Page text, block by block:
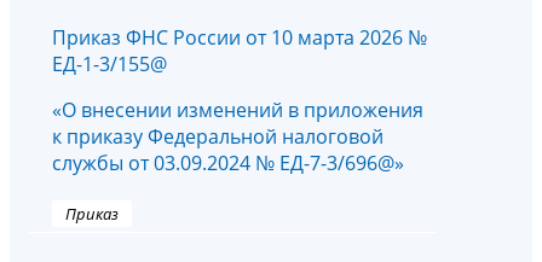
Приказ ФНС России от 10 марта 2026 №
ЕД-1-3/155@
«О внесении изменений в приложения
к приказу Федеральной налоговой
службы от 03.09.2024 № ЕД-7-3/696@»
Приказ